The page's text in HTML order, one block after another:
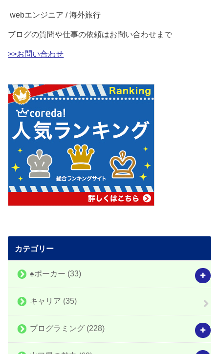
webエンジニア / 海外旅行
ブログの質問や仕事の依頼はお問い合わせまで
>>お問い合わせ
カテゴリー
♠️ポーカー (33)
キャリア (35)
プログラミング (228)